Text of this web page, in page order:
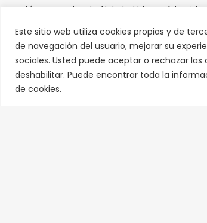
Este sitio web utiliza cookies propias y de
de navegación del usuario, mejorar su
sociales. Usted puede aceptar o rechazar
deshabilitar. Puede encontrar toda la
de cookies.
Lámpara colgante Alphabet blanco Artemide
1.790,00€ 1.432,00€